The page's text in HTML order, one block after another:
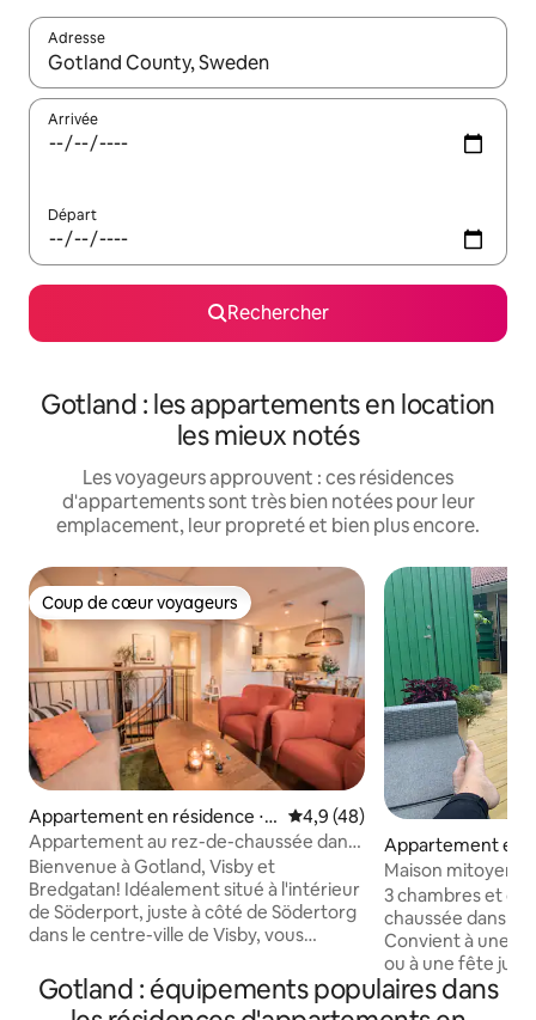
Adresse
Lorsque les résultats s'affichent, utilisez les flèches vers le
Arrivée
Départ
Rechercher
Gotland : les appartements en location
les mieux notés
Les voyageurs approuvent : ces résidences
d'appartements sont très bien notées pour leur
emplacement, leur propreté et bien plus encore.
Coup de cœur voyageurs
Coup de cœur voyageurs
Appartement en résidence ⋅ I
nnerstaden
Évaluation moyenne sur la
4,9 (48)
Appartement au rez-de-chaussée dans
le centre-ville de Visby
Bienvenue à Gotland, Visby et
Bredgatan! Idéalement situé à l'intérieur
de Söderport, juste à côté de Södertorg
dans le centre-ville de Visby, vous
appartement nouvellement construit au
3ème étage avec son propre balcon
Appartement en
Gråbo
Maison
avec terrasse
3 chambres et
chaussée dans
Convient à une
ou à une fête
cherchant à
calme sans que
Gotland : équipements populaires dans